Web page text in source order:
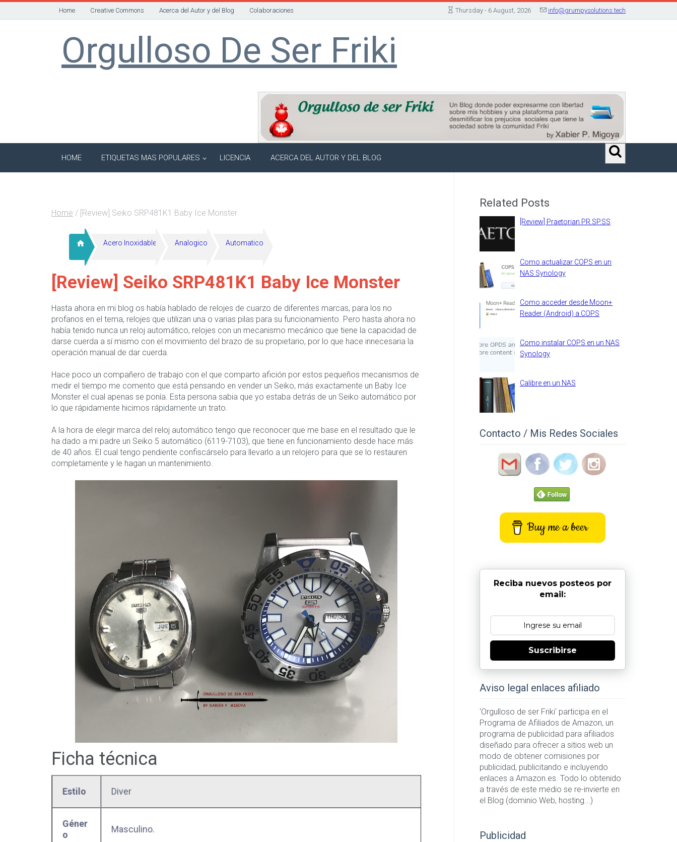
Home Creative Commons Acerca del Autor y del Blog Colaboraciones Thursday - 6 August, 2026 info@grumpysolutions.tech
Orgulloso De Ser Friki
HOME ETIQUETAS MAS POPULARES LICENCIA ACERCA DEL AUTOR Y DEL BLOG
Home / [Review] Seiko SRP481K1 Baby Ice Monster
Acero Inoxidable Analogico Automatico
[Review] Seiko SRP481K1 Baby Ice Monster
Hasta ahora en mi blog os había hablado de relojes de cuarzo de diferentes marcas, para los no
profanos en el tema, relojes que utilizan una o varias pilas para su funcionamiento. Pero hasta ahora no
había tenido nunca un reloj automático, relojes con un mecanismo mecánico que tiene la capacidad de
darse cuerda a sí mismo con el movimiento del brazo de su propietario, por lo que hace innecesaria la
operación manual de dar cuerda.
Hace poco un compañero de trabajo con el que comparto afición por estos pequeños mecanismos de
medir el tiempo me comento que está pensando en vender un Seiko, más exactamente un Baby Ice
Monster el cual apenas se ponía. Esta persona sabia que yo estaba detrás de un Seiko automático por
lo que rápidamente hicimos rápidamente un trato.
A la hora de elegir marca del reloj automático tengo que reconocer que me base en el resultado que le
ha dado a mi padre un Seiko 5 automático (6119-7103), que tiene en funcionamiento desde hace más
de 40 años. El cual tengo pendiente confiscárselo para llevarlo a un relojero para que se lo restauren
completamente y le hagan un mantenimiento.
Ficha técnica
Estilo Diver
Géner
o
Masculino.
Related Posts
[Review] Praetorian PR.SP.SS
Como actualizar COPS en un
NAS Synology
Como acceder desde Moon+
Reader (Android) a COPS
Como instalar COPS en un NAS
Synology
Calibre en un NAS
Contacto / Mis Redes Sociales
Buy me a beer
Reciba nuevos posteos por
email:
Suscribirse
Aviso legal enlaces afiliado
'Orgulloso de ser Friki' participa en el
Programa de Afiliados de Amazon, un
programa de publicidad para afiliados
diseñado para ofrecer a sitios web un
modo de obtener comisiones por
publicidad, publicitando e incluyendo
enlaces a Amazon.es. Todo lo obtenido
a través de este medio se re-invierte en
el Blog (dominio Web, hosting...)
Publicidad